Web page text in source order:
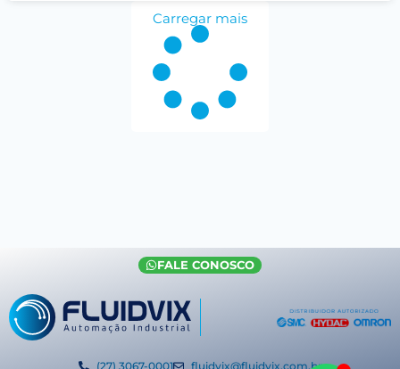
Carregar mais
(27) 3067-0001 fluidvix@fluidvix.com.br
FALE CONOSCO